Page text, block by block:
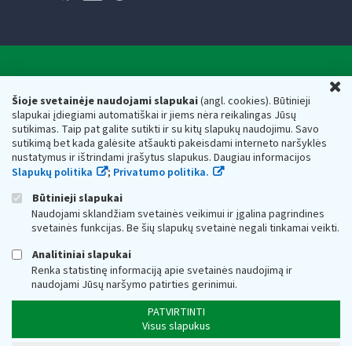
Šioje svetainėje naudojami slapukai(angl. cookies). Būtinieji
slapukai įdiegiami automatiškai ir jiems nėra reikalingas Jūsų
sutikimas. Taip pat galite sutikti ir su kitų slapukų naudojimu. Savo
sutikimą bet kada galėsite atšaukti pakeisdami interneto naršyklės
nustatymus ir ištrindami įrašytus slapukus. Daugiau informacijos
Slapukų politika
; Privatumo politika.
Būtinieji slapukai
Naudojami sklandžiam svetainės veikimui ir įgalina pagrindines
svetainės funkcijas. Be šių slapukų svetainė negali tinkamai veikti.
Analitiniai slapukai
Renka statistinę informaciją apie svetainės naudojimą ir
naudojami Jūsų naršymo patirties gerinimui.
PATVIRTINTI
Visus slapukus
Respublikos finansų ministerijos
Biudžetinė įstaiga. Juridinio asmens kodas — 188659752,
adresas: Vasario 16-osios g. 14, 01107 Vilnius, Lietuva, el.paštas:
vmi@vmi.lt, E. pristatymo dėžutės adresas 188659752
Duomenys apie Valstybinę mokesčių inspekciją prie Lietuvos
Respublikos finansų ministerijos kaupiami ir saugomi Juridinių